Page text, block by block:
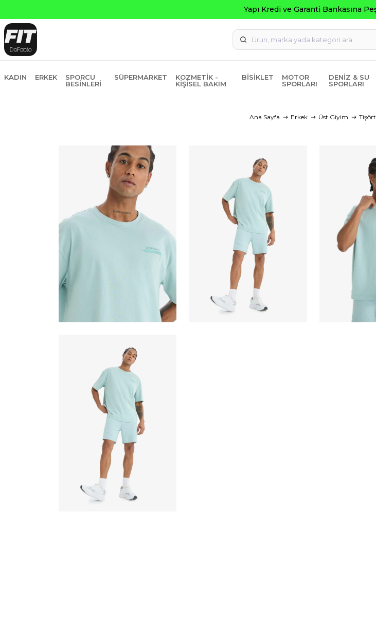
KADIN ERKEK
SPORCU
BESINLERI
SÜPERMARKET
KOZMETIK -
KIŞISEL BAKIM
BISIKLET
MOTOR
SPORLARI
DENIZ & SU
SPORLARI
Ana Sayfa Erkek Üst Giyim Tişört